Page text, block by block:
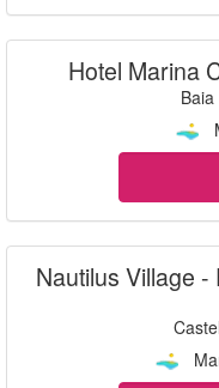
Hotel Marina
Nautilus Village